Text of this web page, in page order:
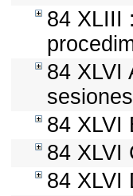
84 XLIII
84 XLVI
84 XLVI
84 XLVI
84 XLVI